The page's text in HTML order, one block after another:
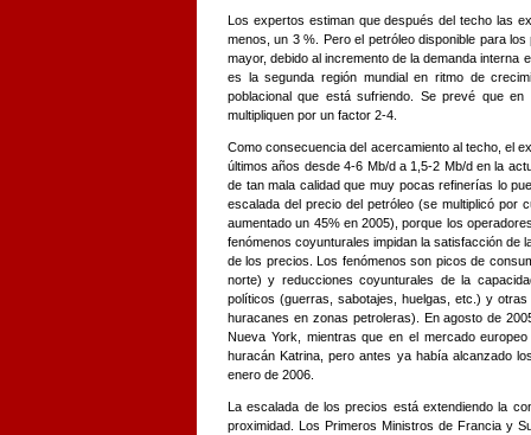
Los expertos estiman que después del techo las
menos, un 3 %. Pero el petróleo disponible para
mayor, debido al incremento de la demanda
es la segunda región mundial en ritmo de
poblacional que está sufriendo. Se prevé que
multipliquen por un factor 2-4.
Como consecuencia del acercamiento al techo, el
últimos años desde 4-6 Mb/d a 1,5-2 Mb/d en la
de tan mala calidad que muy pocas refinerías lo
escalada del precio del petróleo (se multiplicó por
aumentado un 45% en 2005), porque los
fenómenos coyunturales impidan la satisfacción de
de los precios. Los fenómenos son picos de
norte) y reducciones coyunturales de la
políticos (guerras, sabotajes, huelgas, etc.) y
huracanes en zonas petroleras). En agosto de
Nueva York, mientras que en el mercado
huracán Katrina, pero antes ya había alcanzado
enero de 2006.
La escalada de los precios está extendiendo la
proximidad. Los Primeros Ministros de Francia y